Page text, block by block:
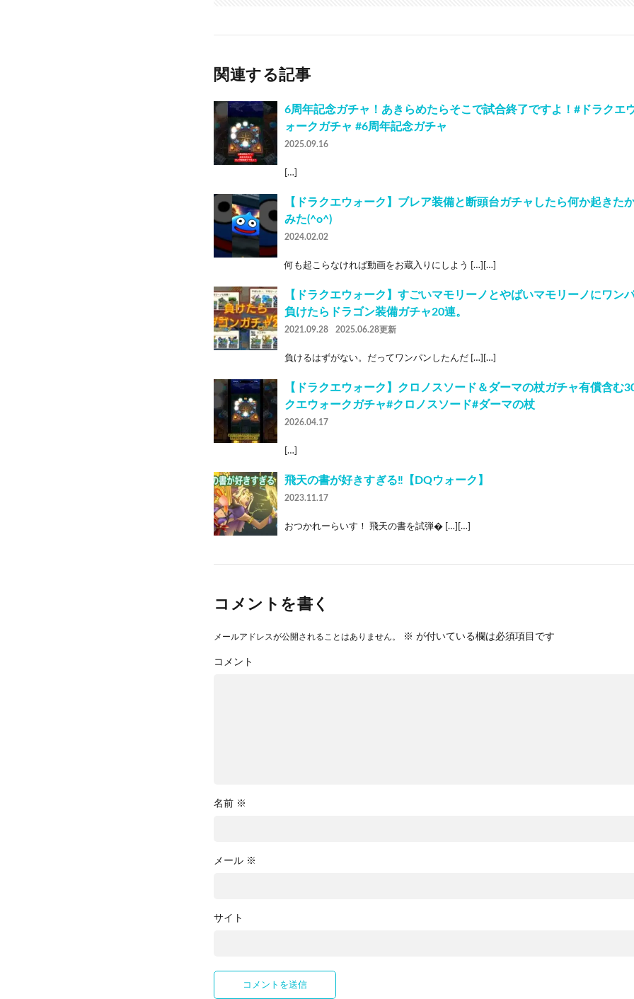
関連する記事
6周年記念ガチャ！あきらめたらそこで試合終了ですよ！#ドラクエ
ォークガチャ #6周年記念ガチャ
2025.09.16
[…]
【ドラクエウォーク】ブレア装備と断頭台ガチャしたら何か起きた
みた(^o^)
2024.02.02
何も起こらなければ動画をお蔵入りにしよう […][…]
【ドラクエウォーク】すごいマモリーノとやばいマモリーノにワン
負けたらドラゴン装備ガチャ20連。
2021.09.28 2025.06.28更新
負けるはずがない。だってワンパンしたんだ […][…]
【ドラクエウォーク】クロノスソード＆ダーマの杖ガチャ有償含む
クエウォークガチャ#クロノスソード#ダーマの杖
2026.04.17
[…]
飛天の書が好きすぎる‼︎【DQウォーク】
2023.11.17
おつかれーらいす！ 飛天の書を試弾� […][…]
コメントを書く
メールアドレスが公開されることはありません。 ※ が付いている欄は必須項目です
コメント
名前 ※
メール ※
サイト